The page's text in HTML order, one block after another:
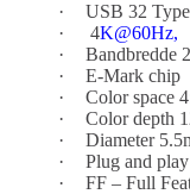
·
USB 32
·
4K@60Hz,
·
Bandbredde
·
E-Mark chip
·
Color space
·
Color depth
·
Diameter
·
Plug and play
·
FF – Full